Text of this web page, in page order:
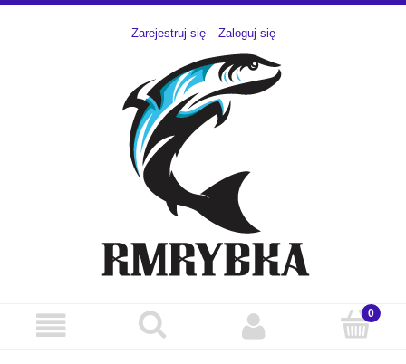
Zarejestruj się Zaloguj się